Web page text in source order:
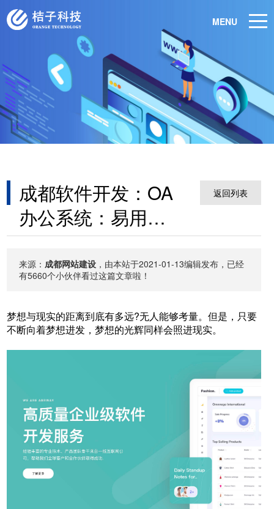
MENU
成都软件开发：OA
办公系统：易用性
是软件的核心
返回列表
来源：成都网站建设 ，由本站于2021-01-13编辑发布，已经
有5660个小伙伴看过这篇文章啦！
梦想与现实的距离到底有多远?无人能够考量。但是，只要
不断向着梦想进发，梦想的光辉同样会照进现实。